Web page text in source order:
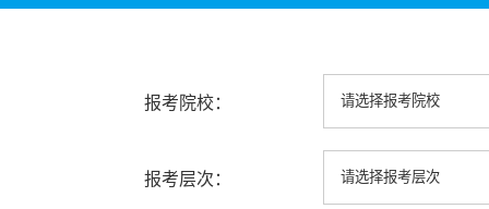
报考院校：
报考层次：